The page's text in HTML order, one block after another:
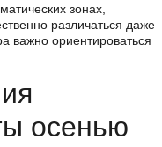
зонах,
различаться даже
важно ориентироваться
осенью